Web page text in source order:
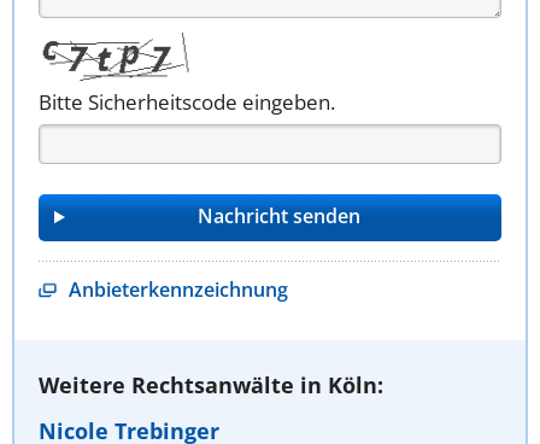
Bitte Sicherheitscode eingeben.
Anbieterkennzeichnung
Weitere Rechtsanwälte in Köln:
Nicole Trebinger